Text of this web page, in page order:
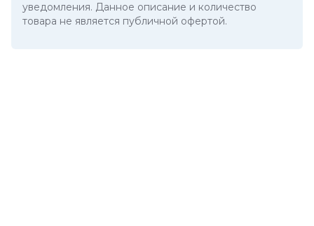
уведомления. Данное описание и количество
товара не является публичной офертой.